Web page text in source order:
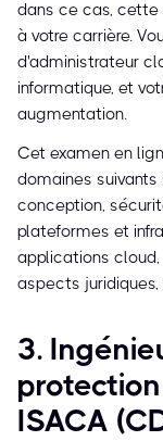
dans ce cas, cette
à votre carrière.
d'administrateur
informatique, et
augmentation.
Cet examen en
domaines
conception,
plateformes et
applications
aspects
3.
ISACA